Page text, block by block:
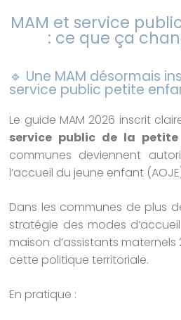
MAM et service
: ce que ça
🔹 Une MAM désormais
service public petite
Le guide MAM 2026 inscrit
service public de la petite
communes deviennent
l’accueil du jeune enfant
Dans les communes de plus
stratégie des modes
maison d’assistants
cette politique territoriale.
En pratique :